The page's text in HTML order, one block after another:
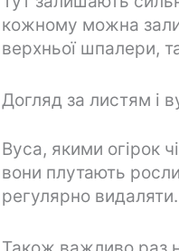
кожному можна
верхньої шпалери,
Догляд за листям і
Вуса, якими огірок
вони плутають
регулярно видаляти.